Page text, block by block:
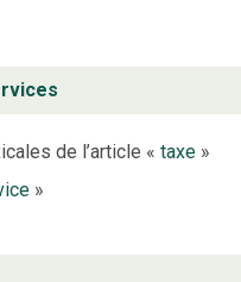
de l’article «taxe »
»